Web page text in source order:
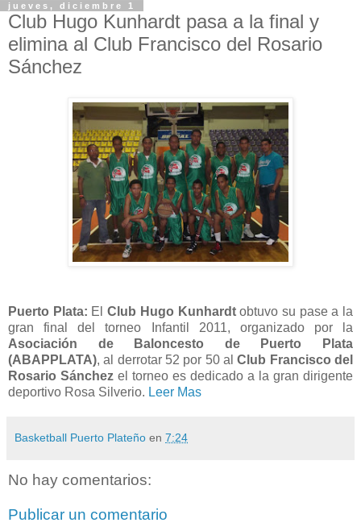
jueves, diciembre 1
Club Hugo Kunhardt pasa a la final y
elimina al Club Francisco del Rosario
Sánchez
Puerto Plata: ElClub Hugo Kunhardtobtuvo su pase a la
gran final del torneo Infantil 2011, organizado por la
Asociación de Baloncesto de Puerto Plata
(ABAPPLATA), al derrotar 52 por 50 al Club Francisco del
Rosario Sánchez el torneo es dedicado a la gran dirigente
deportivo Rosa Silverio. Leer Mas
Basketball Puerto Plateño en 7:24
No hay comentarios:
Publicar un comentario